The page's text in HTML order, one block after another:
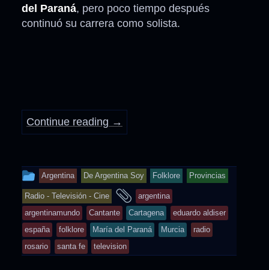
del Paraná, pero poco tiempo después
continuó su carrera como solista.
Continue reading →
This
entry
was
posted
in
Argentina De Argentina Soy Folklore Provincias
Radio - Televisión - Cine
and
tagged
argentina
argentinamundo
Cantante Cartagena
eduardo aldiser
españa
folklore María del Paraná Murcia
radio
rosario
santa fe television